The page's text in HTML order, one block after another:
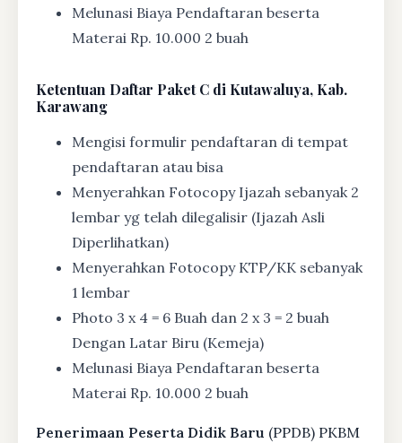
Melunasi Biaya Pendaftaran beserta
Materai Rp. 10.000 2 buah
Ketentuan Daftar Paket C di Kutawaluya, Kab.
Karawang
Mengisi formulir pendaftaran di tempat
pendaftaran atau bisa
Menyerahkan Fotocopy Ijazah sebanyak 2
lembar yg telah dilegalisir (Ijazah Asli
Diperlihatkan)
Menyerahkan Fotocopy KTP/KK sebanyak
1 lembar
Photo 3 x 4 = 6 Buah dan 2 x 3 = 2 buah
Dengan Latar Biru (Kemeja)
Melunasi Biaya Pendaftaran beserta
Materai Rp. 10.000 2 buah
Penerimaan Peserta Didik Baru (PPDB) PKBM